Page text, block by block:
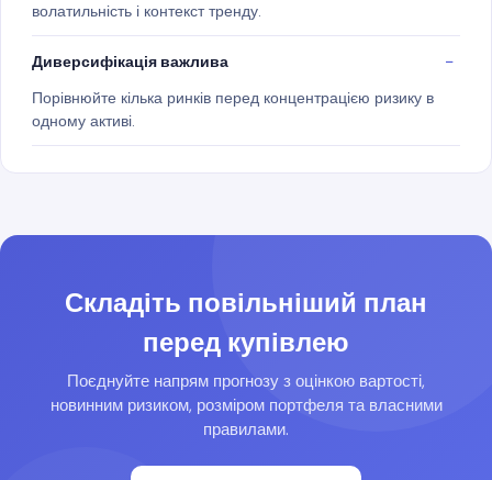
волатильність і контекст тренду.
Диверсифікація важлива
Порівнюйте кілька ринків перед концентрацією ризику в
одному активі.
Складіть повільніший план
перед купівлею
Поєднуйте напрям прогнозу з оцінкою вартості,
новинним ризиком, розміром портфеля та власними
правилами.